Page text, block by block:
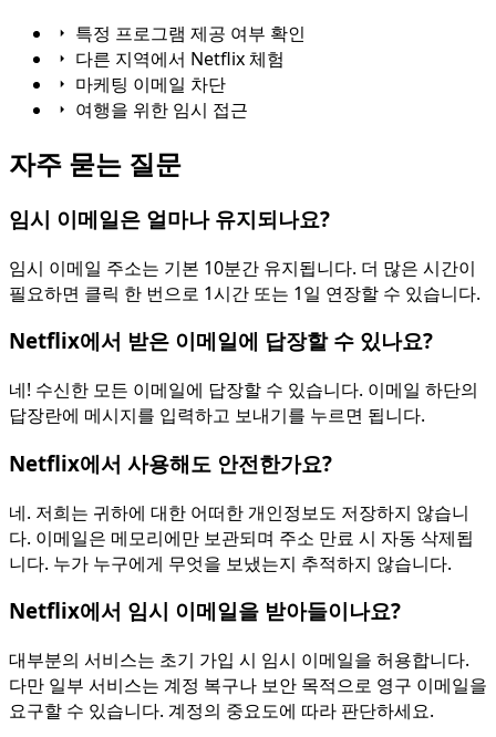
특정 프로그램 제공 여부 확인
다른 지역에서 Netflix 체험
마케팅 이메일 차단
여행을 위한 임시 접근
자주 묻는 질문
임시 이메일은 얼마나 유지되나요?
임시 이메일 주소는 기본 10분간 유지됩니다. 더 많은 시간이
필요하면 클릭 한 번으로 1시간 또는 1일 연장할 수 있습니다.
Netflix에서 받은 이메일에 답장할 수 있나요?
네! 수신한 모든 이메일에 답장할 수 있습니다. 이메일 하단의
답장란에 메시지를 입력하고 보내기를 누르면 됩니다.
Netflix에서 사용해도 안전한가요?
네. 저희는 귀하에 대한 어떠한 개인정보도 저장하지 않습니
다. 이메일은 메모리에만 보관되며 주소 만료 시 자동 삭제됩
니다. 누가 누구에게 무엇을 보냈는지 추적하지 않습니다.
Netflix에서 임시 이메일을 받아들이나요?
대부분의 서비스는 초기 가입 시 임시 이메일을 허용합니다.
다만 일부 서비스는 계정 복구나 보안 목적으로 영구 이메일을
요구할 수 있습니다. 계정의 중요도에 따라 판단하세요.